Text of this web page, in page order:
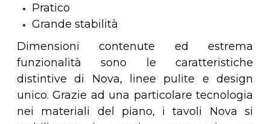
Pratico
Grande stabilità
Dimensioni contenute ed estrema
funzionalità sono le caratteristiche
distintive di Nova, linee pulite e design
unico. Grazie ad una particolare tecnologia
nei materiali del piano, i tavoli Nova si